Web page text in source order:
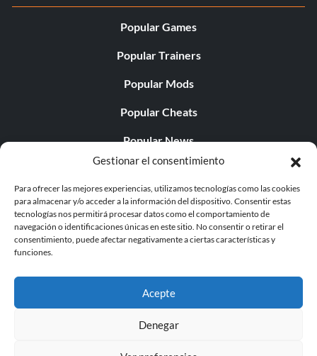
Gestionar el consentimiento
Para ofrecer las mejores experiencias, utilizamos tecnologías como las cookies
para almacenar y/o acceder a la información del dispositivo. Consentir estas
tecnologías nos permitirá procesar datos como el comportamiento de
navegación o identificaciones únicas en este sitio. No consentir o retirar el
consentimiento, puede afectar negativamente a ciertas características y
funciones.
Acepte
Denegar
Popular Games
Popular Trainers
Popular Mods
Popular Cheats
Popular News
Popular Editorials
Popular Free Games
LATEST UPDATES
© 1998 - 2026 MegaGames.com All rights reserved